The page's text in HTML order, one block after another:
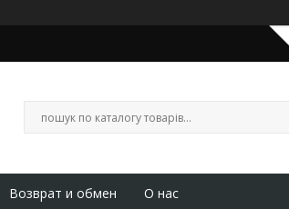
Возврат и обмен О нас